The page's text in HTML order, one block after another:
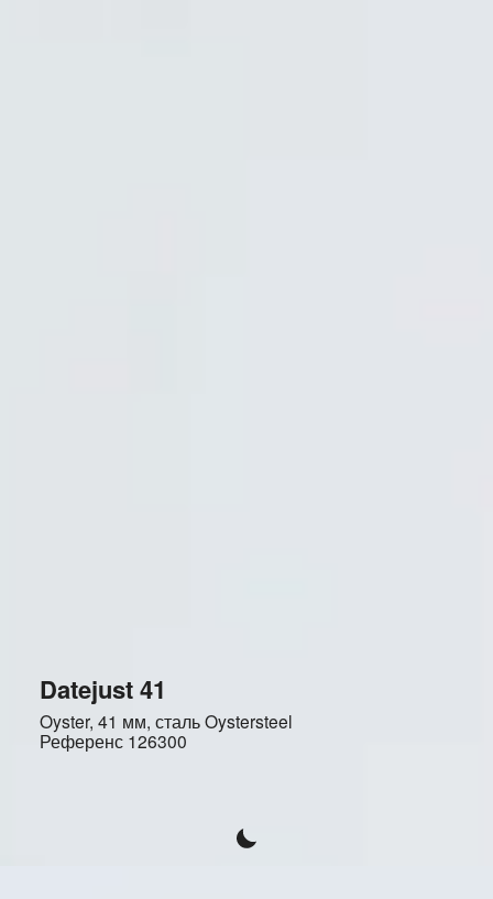
Datejust 41
Oyster, 41 мм, сталь Oystersteel
Референс 126300